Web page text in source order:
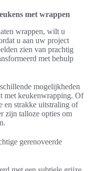
met wrappen
wrappen, wilt u
u aan uw project
zien van prachtig
met behulp
mogelijkheden
met keukenwrapping. Of
en strakke uitstraling of
zijn talloze opties om
gerenoveerde